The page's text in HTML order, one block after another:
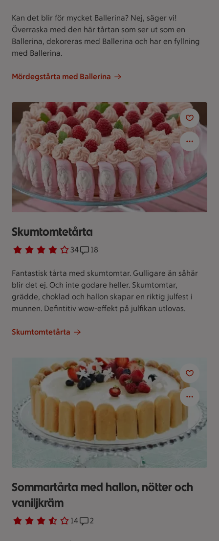
Kan det blir för mycket Ballerina? Nej, säger vi!
Överraska med den här tårtan som ser ut som en
Ballerina, dekoreras med Ballerina och har en fyllning
med Ballerina.
Mördegstårta med Ballerina
Skumtomtetårta
Betyg 3.9 av 5. 34
34 personer har röstatReceptet har 18 kommentarer
18
Fantastisk tårta med skumtomtar. Gulligare än såhär
blir det ej. Och inte godare heller. Skumtomtar,
grädde, choklad och hallon skapar en riktig julfest i
munnen. Defintitiv wow-effekt på julfikan utlovas.
Skumtomtetårta
Sommartårta med hallon, nötter och
vaniljkräm
Betyg 3.7 av 5. 14
14 personer har röstatReceptet har 2 kommentarer
2